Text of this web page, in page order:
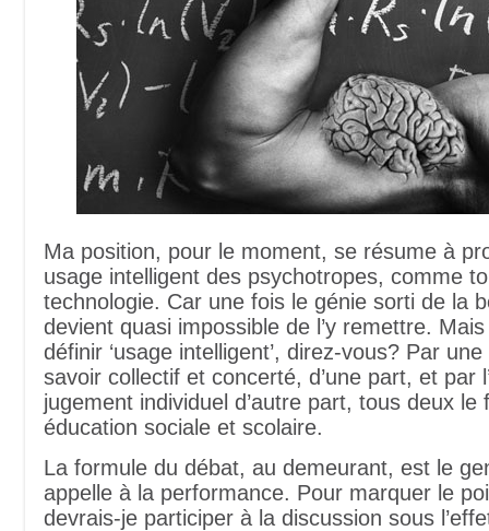
Ma position, pour le moment, se résume à
usage intelligent des psychotropes, comme
technologie. Car une fois le génie sorti de la
devient quasi impossible de l’y remettre.
définir ‘usage intelligent’, direz-vous? Par une
savoir collectif et concerté, d’une part, et par
jugement individuel d’autre part, tous deux le
éducation sociale et scolaire.
La formule du débat, au demeurant, est le
appelle à la performance. Pour marquer le
devrais-je participer à la discussion sous